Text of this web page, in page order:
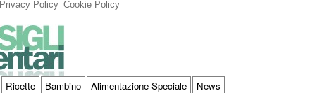
Privacy Policy Cookie Policy
Ricette Bambino Alimentazione Speciale News